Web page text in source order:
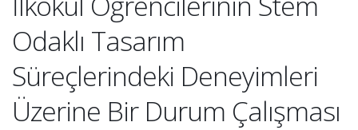
Odaklı Tasarım
Süreçlerindeki Deneyimleri
Üzerine Bir Durum Çalışması